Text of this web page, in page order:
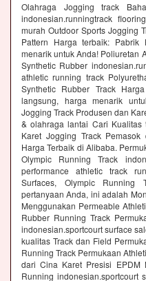
Olahraga Jogging track
indonesian.runningtrack
murah Outdoor Sports Jogging
Pattern Harga terbaik: Pabrik
menarik untuk Anda! Poliuretan
Synthetic Rubber
athletic running track
Synthetic Rubber Track
langsung, harga menarik
Jogging Track Produsen dan
& olahraga lantai Cari Kualitas
Karet Jogging Track
Harga Terbaik di Alibaba.
Olympic Running Track
performance athletic track
Surfaces, Olympic Running
pertanyaan Anda, ini adalah
Menggunakan Permeable
Rubber Running Track
indonesian.sportcourt surface
kualitas Track dan Field
Running Track Permukaan
dari Cina Karet Presisi EPDM
Running indonesian.sportcourt